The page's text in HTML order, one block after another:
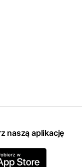
naszą aplikację